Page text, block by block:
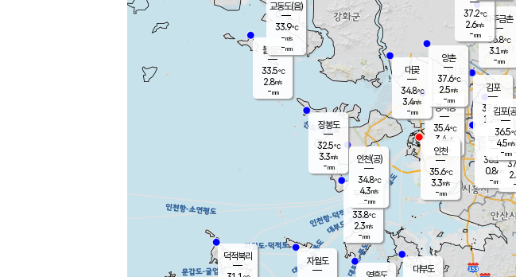
무의도
33.8℃
2.3m/s
-mm
볼음도
33.5℃
2.8m/s
-mm
자월도
장봉도
32.5℃
3.3m/s
-mm
대부도
경서동
35.4℃
3.4 m/s
-mm
파주금촌
36.8℃
3.1 m/s
-mm
대곶
34.8℃
3.4m/s
-mm
37.2℃
2.6m/s
-mm
김포
37.6℃
1.2 m/s
mm
부천
36.1℃
0.8m/s
-mm
양촌
37.6℃
2.5m/s
-mm
-
덕적북리
인천(공)
34.8℃
4.3m/s
-mm
김포(
36.5
4.5m/s
-mm
교동도(음)
33.9℃
-m/s
-mm
인천
35.6℃
3.3m/s
-mm